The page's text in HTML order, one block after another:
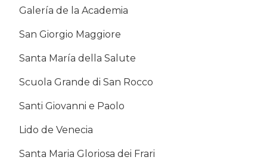
Galería de la Academia
San Giorgio Maggiore
Santa María della Salute
Scuola Grande di San Rocco
Santi Giovanni e Paolo
Lido de Venecia
Santa Maria Gloriosa dei Frari